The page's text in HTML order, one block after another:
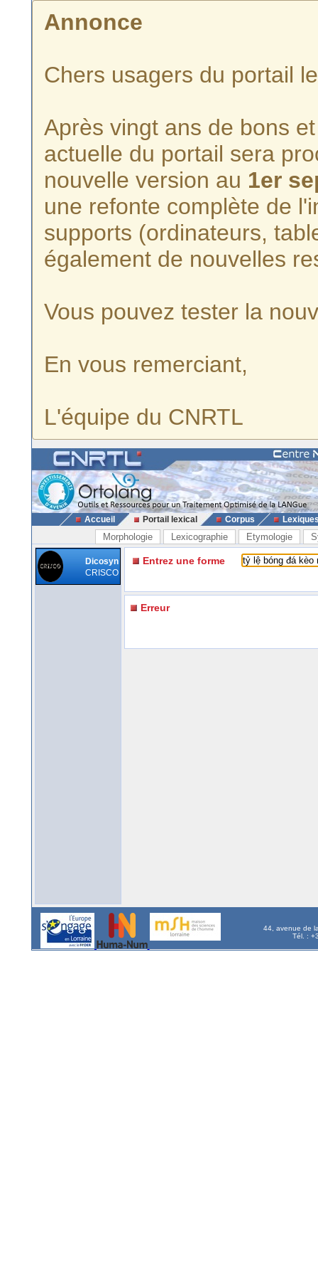
Annonce
Chers usagers du portail
Après vingt ans de bons
actuelle du portail sera
nouvelle version au 1er
une refonte complète de
supports (ordinateurs,
également de nouvelles
Vous pouvez tester la
En vous remerciant,
L'équipe du CNRTL
Accueil Portail lexical Corpus
Morphologie Lexicographie Etymologie
Dicosyn
CRISCO
Entrez une forme
Erreur
44, avenue de
Tél. :